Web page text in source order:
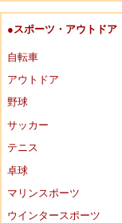
●スポーツ・アウトドア
自転車
アウトドア
野球
サッカー
テニス
卓球
マリンスポーツ
ウインタースポーツ